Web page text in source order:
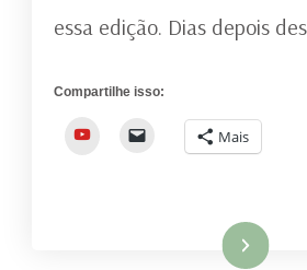
essa edição. Dias depois
Compartilhe isso:
YouTube Mais
Ler mais